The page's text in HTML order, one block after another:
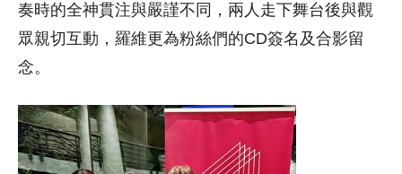
奏時的全神貫注與嚴謹不同，兩人走下舞台後與觀
眾親切互動，羅維更為粉絲們的CD簽名及合影留
念。